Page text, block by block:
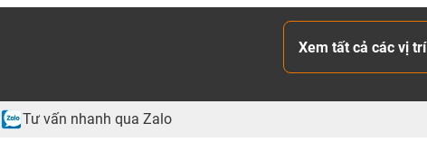
Xem tất cả các vị trí
Tư vấn nhanh qua Zalo